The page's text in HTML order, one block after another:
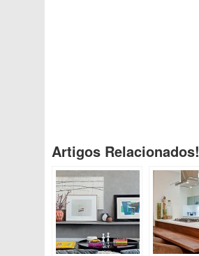
Artigos Relacionados!